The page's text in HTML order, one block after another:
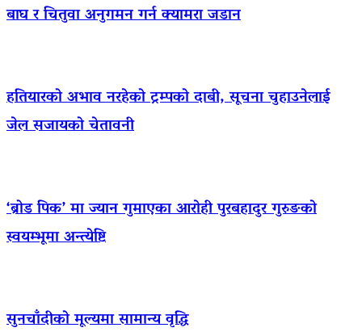
बाघ र चितुवा अनुगमन गर्न क्यामरा जडान
हतियारको अभाव नरहेको ट्रम्पको दाबी, सूचना चुहाउनेलाई
जेल सजायको चेतावनी
‘ब्रोड पिक’ मा ज्यान गुमाएका आराेही पुरबहादुर गुरुङको
स्वयम्भूमा अन्त्येष्टि
सुनचाँदीको मूल्यमा सामान्य वृद्धि